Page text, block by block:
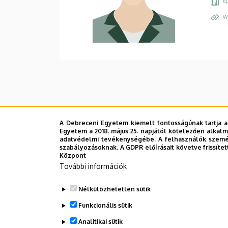
A Debreceni Egyetem kiemelt fontosságúnak
Egyetem a 2018. május 25. napjától kötelezően
adatvédelmi tevékenységébe. A felhasználók
szabályozásoknak. A GDPR előírásait követve
Központ
További információk
Nélkülözhetetlen sütik
Funkcionális sütik
Analitikai sütik